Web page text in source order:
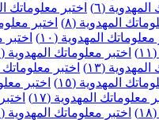
معلوماتك المهدوية (٧)
اختبر معلوماتك المهدوية
(١٠)
اختبر معلوماتك
المهدوية (١٢)
اختبر
اختبر معلوماتك المهدوية (١٤)
اختبر معلوماتك المهدوية
(١٧)
اختبر معلوماتك
المهدوية (١٩)
اختبر